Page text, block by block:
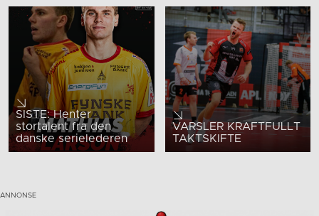
SISTE: Henter
stortalent fra den
danske serielederen
VARSLER KRAFTFULLT
TAKTSKIFTE